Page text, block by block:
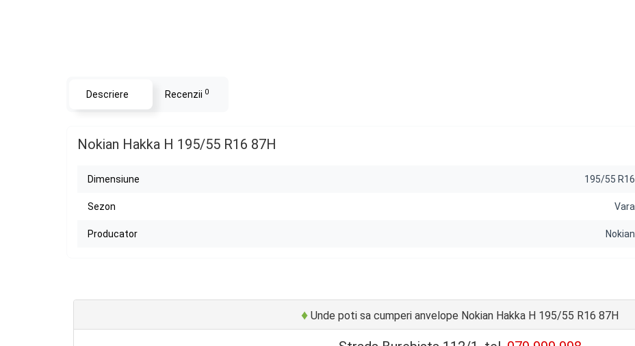
Descriere Recenzii 0
Nokian Hakka H 195/55 R16 87H
Dimensiune 195/55 R16
Sezon Vara
Producator Nokian
♦ Unde poti sa cumperi anvelope Nokian Hakka H 195/55 R16 87H